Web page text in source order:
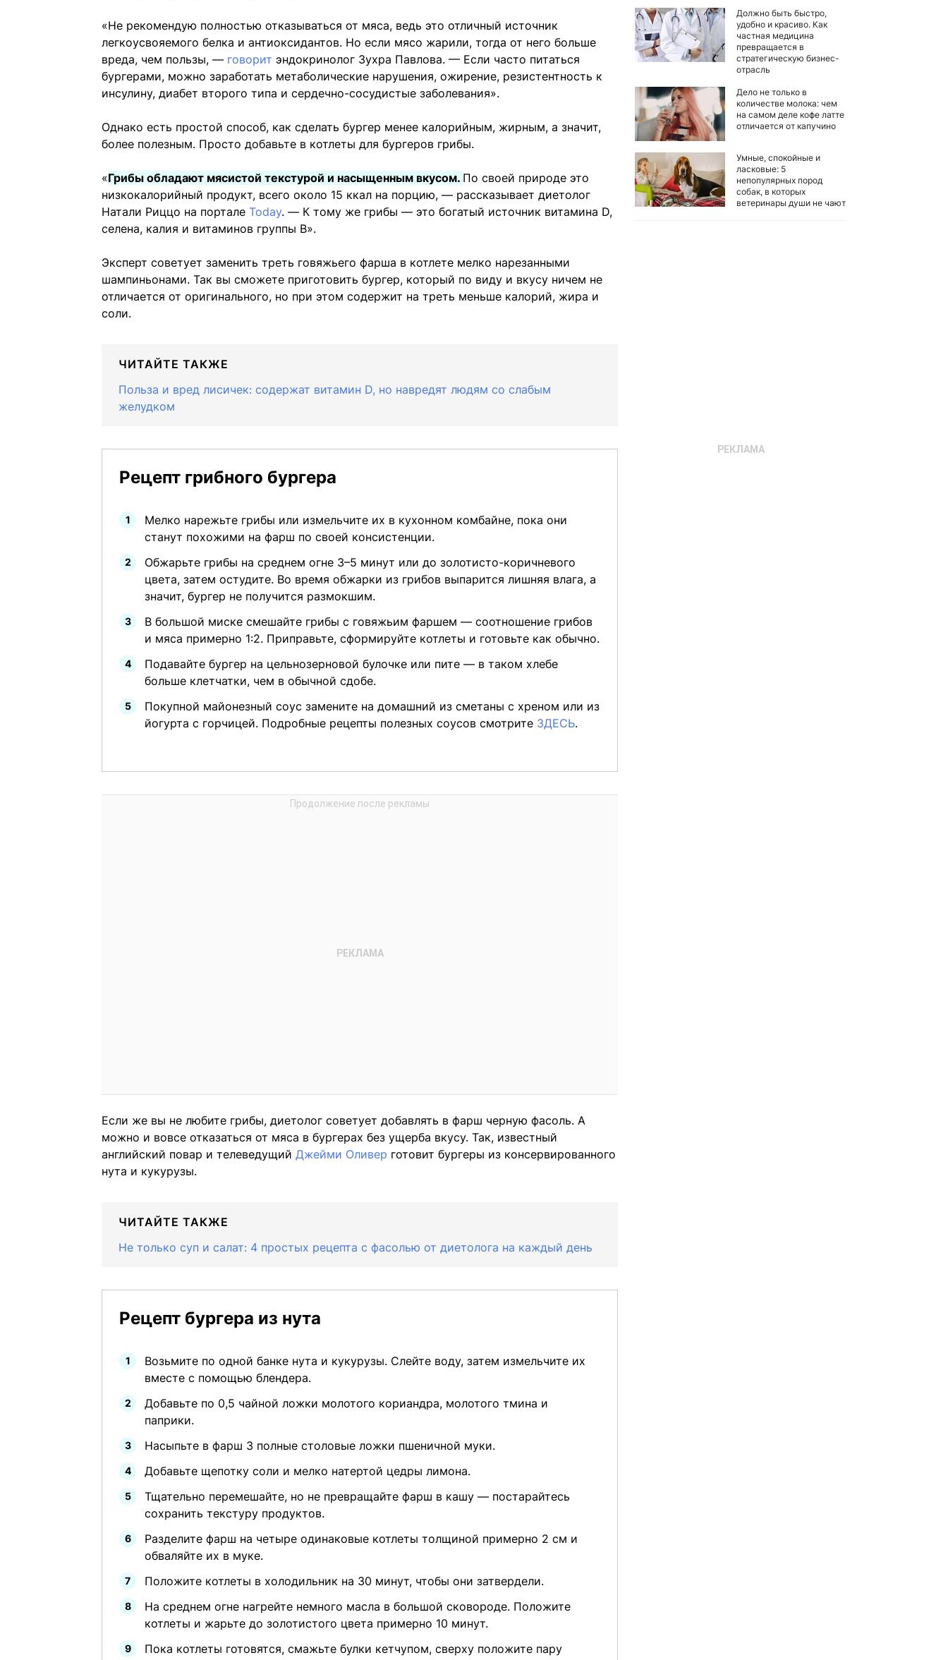
«Не рекомендую полностью отказываться от мяса, ведь это отличный источник
легкоусвояемого белка и антиоксидантов. Но если мясо жарили, тогда от него больше
вреда, чем пользы, — говорит эндокринолог Зухра Павлова. — Если часто питаться
бургерами, можно заработать метаболические нарушения, ожирение, резистентность к
инсулину, диабет второго типа и сердечно-сосудистые заболевания».
Однако есть простой способ, как сделать бургер менее калорийным, жирным, а значит,
более полезным. Просто добавьте в котлеты для бургеров грибы.
«Грибы обладают мясистой текстурой и насыщенным вкусом. По своей природе это
низкокалорийный продукт, всего около 15 ккал на порцию, — рассказывает диетолог
Натали Риццо на портале Today. — К тому же грибы — это богатый источник витамина D,
селена, калия и витаминов группы B».
Эксперт советует заменить треть говяжьего фарша в котлете мелко нарезанными
шампиньонами. Так вы сможете приготовить бургер, который по виду и вкусу ничем не
отличается от оригинального, но при этом содержит на треть меньше калорий, жира и
соли.
ЧИТАЙТЕ ТАКЖЕ
Польза и вред лисичек: содержат витамин D, но навредят людям со слабым
желудком
Рецепт грибного бургера
Мелко нарежьте грибы или измельчите их в кухонном комбайне, пока они
станут похожими на фарш по своей консистенции.
Обжарьте грибы на среднем огне 3–5 минут или до золотисто-коричневого
цвета, затем остудите. Во время обжарки из грибов выпарится лишняя влага, а
значит, бургер не получится размокшим.
В большой миске смешайте грибы с говяжьим фаршем — соотношение грибов
и мяса примерно 1:2. Приправьте, сформируйте котлеты и готовьте как обычно.
Подавайте бургер на цельнозерновой булочке или пите — в таком хлебе
больше клетчатки, чем в обычной сдобе.
Покупной майонезный соус замените на домашний из сметаны с хреном или из
йогурта с горчицей. Подробные рецепты полезных соусов смотрите ЗДЕСЬ.
Если же вы не любите грибы, диетолог советует добавлять в фарш черную фасоль. А
можно и вовсе отказаться от мяса в бургерах без ущерба вкусу. Так, известный
английский повар и телеведущий Джейми Оливер готовит бургеры из консервированного
нута и кукурузы.
ЧИТАЙТЕ ТАКЖЕ
Не только суп и салат: 4 простых рецепта с фасолью от диетолога на каждый день
Рецепт бургера из нута
Возьмите по одной банке нута и кукурузы. Слейте воду, затем измельчите их
вместе с помощью блендера.
Добавьте по 0,5 чайной ложки молотого кориандра, молотого тмина и
паприки.
Насыпьте в фарш 3 полные столовые ложки пшеничной муки.
Добавьте щепотку соли и мелко натертой цедры лимона.
Тщательно перемешайте, но не превращайте фарш в кашу — постарайтесь
сохранить текстуру продуктов.
Разделите фарш на четыре одинаковые котлеты толщиной примерно 2 см и
обваляйте их в муке.
Положите котлеты в холодильник на 30 минут, чтобы они затвердели.
На среднем огне нагрейте немного масла в большой сковороде. Положите
котлеты и жарьте до золотистого цвета примерно 10 минут.
Пока котлеты готовятся, смажьте булки кетчупом, сверху положите пару
Должно быть быстро,
удобно и красиво. Как
частная медицина
превращается в
стратегическую бизнес-
отрасль
Дело не только в
количестве молока: чем
на самом деле кофе латте
отличается от капучино
Умные, спокойные и
ласковые: 5
непопулярных пород
собак, в которых
ветеринары души не чают